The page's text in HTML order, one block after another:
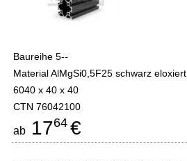
Baureihe 5--
Material AlMgSi0,5F25 schwarz eloxiert
6040 x 40 x 40
CTN 76042100
ab 1764 €